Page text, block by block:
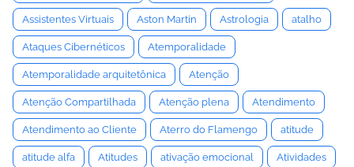
Assistentes Virtuais Aston Martin Astrologia atalho
Ataques Cibernéticos Atemporalidade
Atemporalidade arquitetônica Atenção
Atenção Compartilhada Atenção plena Atendimento
Atendimento ao Cliente Aterro do Flamengo atitude
atitude alfa Atitudes ativação emocional Atividades